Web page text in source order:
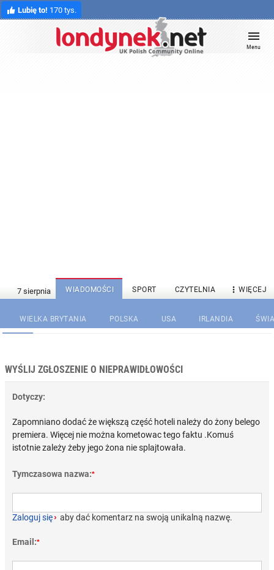
Lubię to! 170 tys.
Menu
WIADOMOŚCI SPORT CZYTELNIA  WIĘCEJ
WIELKA BRYTANIA POLSKA USA IRLANDIA
WYŚLIJ ZGŁOSZENIE O NIEPRAWIDŁOWOŚCI
Dotyczy:
Zapomniano dodać że większą część hoteli należy do żony belego
premiera. Więcej nie można kometowac tego faktu .Komuś
istotnie zależy żeby jego żona nie splajtowała.
Tymczasowa nazwa:*
Zaloguj się› aby dać komentarz na swoją unikalną nazwę.
Email:*